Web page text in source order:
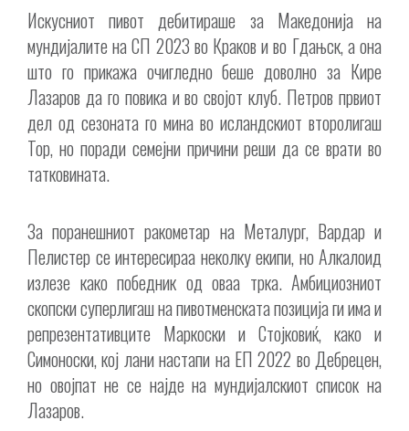
Искусниот пивот дебитираше за Македонија на
мундијалите на СП 2023 во Краков и во Гдањск, а она
што го прикажа очигледно беше доволно за Кире
Лазаров да го повика и во својот клуб. Петров првиот
дел од сезоната го мина во исландскиот второлигаш
Тор, но поради семејни причини реши да се врати во
татковината.
За поранешниот ракометар на Металург, Вардар и
Пелистер се интересираа неколку екипи, но Алкалоид
излезе како победник од оваа трка. Амбициозниот
скопски суперлигаш на пивотменската позиција ги има и
репрезентативците Маркоски и Стојковиќ, како и
Симоноски, кој лани настапи на ЕП 2022 во Дебрецен,
но овојпат не се најде на мундијалскиот список на
Лазаров.